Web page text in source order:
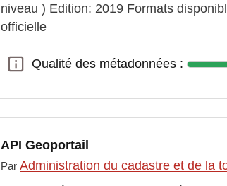
niveau ) Edition: 2019 Formats
officielle
Qualité des métadonnées :
Qualité des métadonnées :
API Geoportail
Par Administration du cadastre et de la